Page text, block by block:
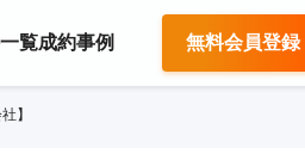
覧成約事例 無料会員登録
】